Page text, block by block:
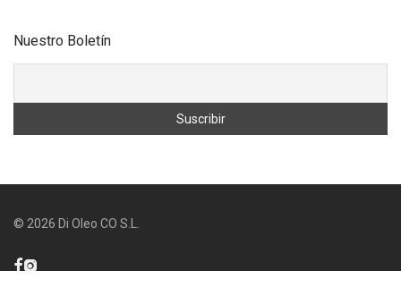
Nuestro Boletín
© 2026 Di Oleo CO S.L.